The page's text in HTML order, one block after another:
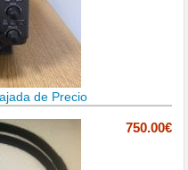
de Precio
750.00€